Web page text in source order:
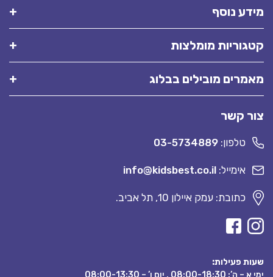
מידע נוסף
קטגוריות מומלצות
מאמרים מובילים בבלוג
צור קשר
טלפון: 03-5734889
אימייל: info@kidsbest.co.il
כתובת: עמק איילון 10, תל אביב.
שעות פעילות:
ימי א – ה’: 08:00-18:30 , יום ו’ – 08:00-13:30